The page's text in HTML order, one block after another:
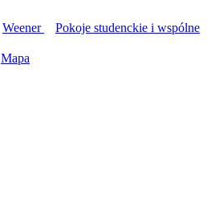
Weener
Pokoje studenckie i wspólne
Mapa